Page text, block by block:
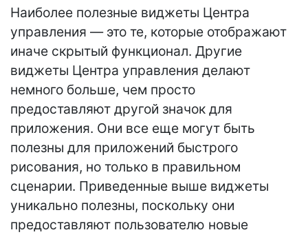
Наиболее полезные виджеты Центра
управления — это те, которые отображают
иначе скрытый функционал. Другие
виджеты Центра управления делают
немного больше, чем просто
предоставляют другой значок для
приложения. Они все еще могут быть
полезны для приложений быстрого
рисования, но только в правильном
сценарии. Приведенные выше виджеты
уникально полезны, поскольку они
предоставляют пользователю новые